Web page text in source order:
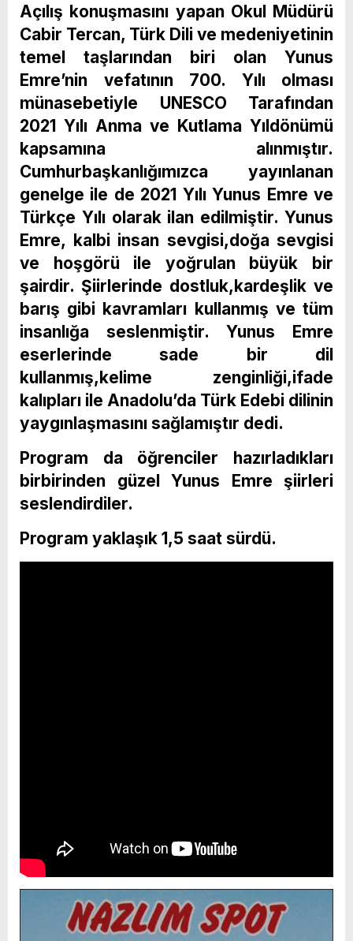
Açılış konuşmasını yapan Okul Müdürü
Cabir Tercan, Türk Dili ve medeniyetinin
temel taşlarından biri olan Yunus
Emre’nin vefatının 700. Yılı olması
münasebetiyle UNESCO Tarafından
2021 Yılı Anma ve Kutlama Yıldönümü
kapsamına alınmıştır.
Cumhurbaşkanlığımızca yayınlanan
genelge ile de 2021 Yılı Yunus Emre ve
Türkçe Yılı olarak ilan edilmiştir. Yunus
Emre, kalbi insan sevgisi,doğa sevgisi
ve hoşgörü ile yoğrulan büyük bir
şairdir. Şiirlerinde dostluk,kardeşlik ve
barış gibi kavramları kullanmış ve tüm
insanlığa seslenmiştir. Yunus Emre
eserlerinde sade bir dil
kullanmış,kelime zenginliği,ifade
kalıpları ile Anadolu’da Türk Edebi dilinin
yaygınlaşmasını sağlamıştır dedi.
Program da öğrenciler hazırladıkları
birbirinden güzel Yunus Emre şiirleri
seslendirdiler.
Program yaklaşık 1,5 saat sürdü.